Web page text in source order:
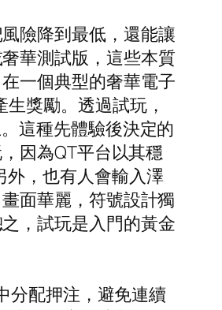
險降到最低，還能讓
華測試版，這些本質
一個典型的奢華電子
獎勵。透過試玩，
這種先體驗後決定的
因為QT平台以其穩
外，也有人會輸入澤
面華麗，符號設計獨
，試玩是入門的黃金
分配押注，避免連續